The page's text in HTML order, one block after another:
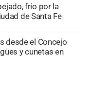
frío por la
de Santa Fe
desde el Concejo
y cunetas en